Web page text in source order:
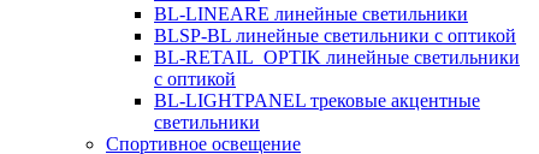
BL-LINEARE линейные светильники
BLSP-BL линейные светильники с оптикой
BL-RETAIL_OPTIK линейные светильники
с оптикой
BL-LIGHTPANEL трековые акцентные
светильники
Спортивное освещение